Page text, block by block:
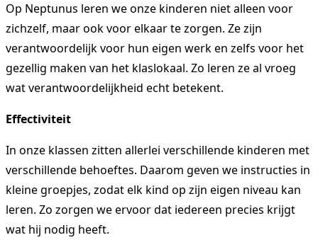
Op Neptunus leren we onze kinderen niet alleen voor
zichzelf, maar ook voor elkaar te zorgen. Ze zijn
verantwoordelijk voor hun eigen werk en zelfs voor het
gezellig maken van het klaslokaal. Zo leren ze al vroeg
wat verantwoordelijkheid echt betekent.
Effectiviteit
In onze klassen zitten allerlei verschillende kinderen met
verschillende behoeftes. Daarom geven we instructies in
kleine groepjes, zodat elk kind op zijn eigen niveau kan
leren. Zo zorgen we ervoor dat iedereen precies krijgt
wat hij nodig heeft.